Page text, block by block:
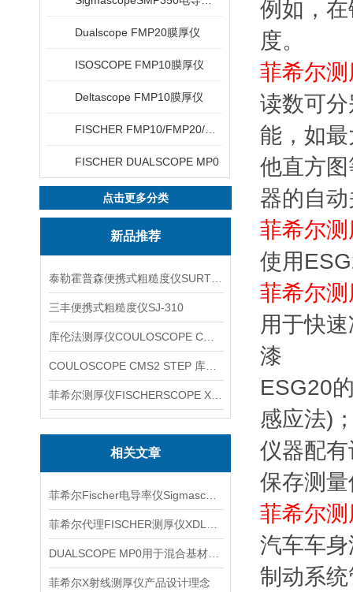
Dualscope FMP20膜厚仪
ISOSCOPE FMP10膜厚仪
Deltascope FMP10膜厚仪
FISCHER DUALSCOPE MP0
点击更多分类
新品推荐
三丰便携式粗糙度仪SJ-310
相关文章
菲希尔X射线测厚仪产品设计理念
例如，
度。
菲希尔
读数可
能，如
他直方
器的自
菲希尔
使用
菲希尔
用于快
漆
ESG20
感应法)
仪器配
保存测
菲希尔
汽车车
制动系